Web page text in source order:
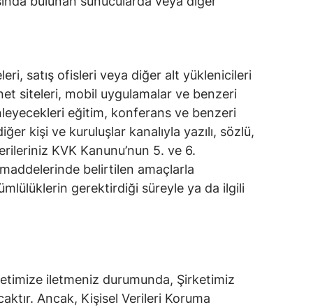
satış ofisleri veya diğer alt yüklenicileri
siteleri, mobil uygulamalar ve benzeri
eğitim, konferans ve benzeri
kişi ve kuruluşlar kanalıyla yazılı, sözlü,
KVK Kanunu’nun 5. ve 6.
belirtilen amaçlarla
gerektirdiği süreyle ya da ilgili
iletmeniz durumunda, Şirketimiz
Ancak, Kişisel Verileri Koruma